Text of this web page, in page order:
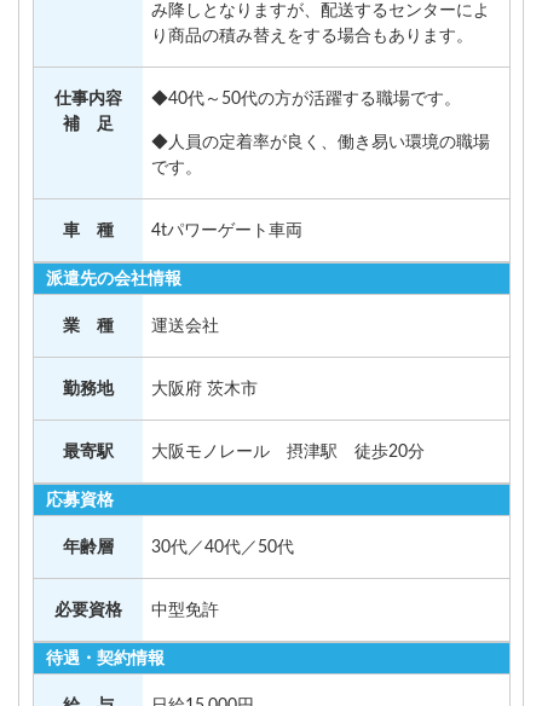
み降しとなりますが、配送するセンターによ
り商品の積み替えをする場合もあります。
仕事内容
補 足
◆40代～50代の方が活躍する職場です。
◆人員の定着率が良く、働き易い環境の職場
です。
車 種 4tパワーゲート車両
派遣先の会社情報
業 種 運送会社
勤務地 大阪府 茨木市
最寄駅 大阪モノレール 摂津駅 徒歩20分
応募資格
年齢層 30代／40代／50代
必要資格 中型免許
待遇・契約情報